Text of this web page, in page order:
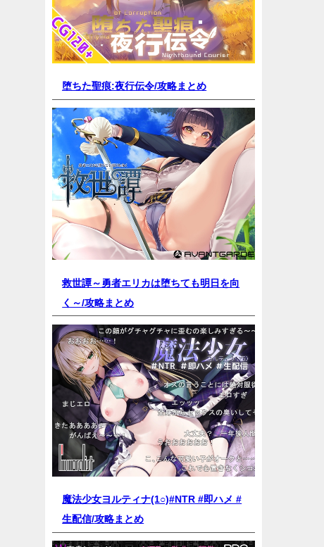
堕ちた聖痕:夜行伝令/攻略まとめ
救世譚～勇者エリカは堕ちても明日を向
く～/攻略まとめ
魔法少女ヨルティナ(1○)#NTR #即ハメ #
生配信/攻略まとめ